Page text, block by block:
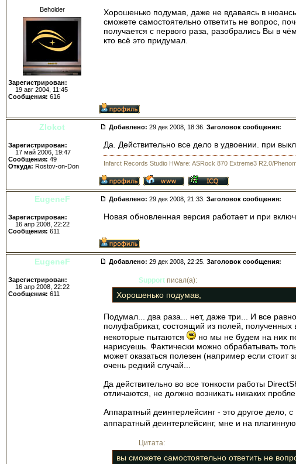
Beholder
Зарегистрирован:
19 авг 2004, 11:45
Сообщения: 616
Хорошенько подумав, даже не вдаваясь в
сможете самостоятельно ответить не вопрос,
получается с первого раза, разобрались Вы в
кто всё это придумал.
Zlokot Добавлено: 29 дек 2008, 18:36. Заголовок сообщения:
Зарегистрирован:
17 май 2006, 19:47
Сообщения: 49
Откуда: Rostov-on-Don
Да. Действительно все дело в удвоении. при
Infarct Records Studio HWare: ASRock 870 Extreme3 R2.0/
EugeneF Добавлено: 29 дек 2008, 21:33. Заголовок сообщения:
Зарегистрирован:
16 апр 2008, 22:22
Сообщения: 611
Новая обновленная версия работает и при
EugeneF Добавлено: 29 дек 2008, 22:25. Заголовок сообщения:
Зарегистрирован:
16 апр 2008, 22:22
Сообщения: 611
Support писал(а):
Хорошенько подумав,
Подумал... два раза... нет, даже три... И все
полуфабрикат, состоящий из полей,
некоторые пытаются
но мы не будем на них
нарисуешь. Фактически можно обрабатывать
может оказаться полезен (например если
очень редкий случай...
Да действительно во все тонкости работы
отличаются, не должно возникать никаких
Аппаратный деинтерлейсинг - это другое дело,
аппаратный деинтерлейсинг, мне и на плагинную
Цитата:
вы сможете самостоятельно ответить не